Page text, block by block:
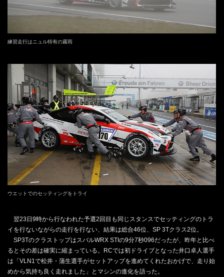
練習走行はニュル特有の霧雨
ウエットでのセッティングをトライ
翌23日9時から行なわれた予選2回目も同じスタンスでセッティングのトラ
イを行ないながらの走行を行ない、結果は総合46位、SP 3Tクラス2位。
SP3TのクラストップはスバルWRX STIの9分7秒096だったが、昨年と比べ
るとその差は確実に縮まっている。RCでは初ドライブとなった井口卓人選手
は「VLN1で松井・蒲生選手がセットアップを進めてくれたおかげで、走り始
めから気持ち良く走れました」とマシンの進化を語った。